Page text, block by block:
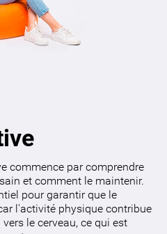
commence par comprendre
et comment le maintenir.
pour garantir que le
l'activité physique contribue
le cerveau, ce qui est